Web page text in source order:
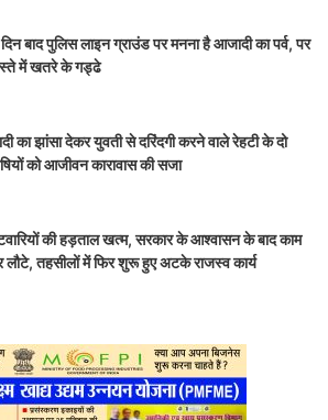
बाद पुलिस लाइन ग्राउंड पर मनना है आजादी का पर्व, पर
में खतरे के गड्ढे
का झांसा देकर युवती से दरिंदगी करने वाले रेहटी के दो
को आजीवन कारावास की सजा
की हड़ताल खत्म, सरकार के आश्वासन के बाद काम
लौटे, तहसीलों में फिर शुरू हुए अटके राजस्व कार्य